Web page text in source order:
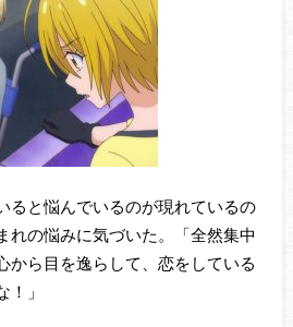
ると悩んでいるのが現れているの
れの悩みに気づいた。「全然集中
から目を逸らして、恋をしている
」